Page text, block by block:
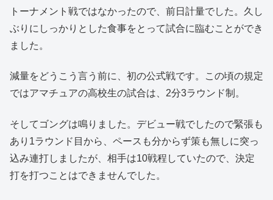
トーナメント戦ではなかったので、前日計量でした。久し
ぶりにしっかりとした食事をとって試合に臨むことができ
ました。
減量をどうこう言う前に、初の公式戦です。この頃の規定
ではアマチュアの高校生の試合は、2分3ラウンド制。
そしてゴングは鳴りました。デビュー戦でしたので緊張も
あり1ラウンド目から、ペースも分からず策も無しに突っ
込み連打しましたが、相手は10戦程していたので、決定
打を打つことはできませんでした。